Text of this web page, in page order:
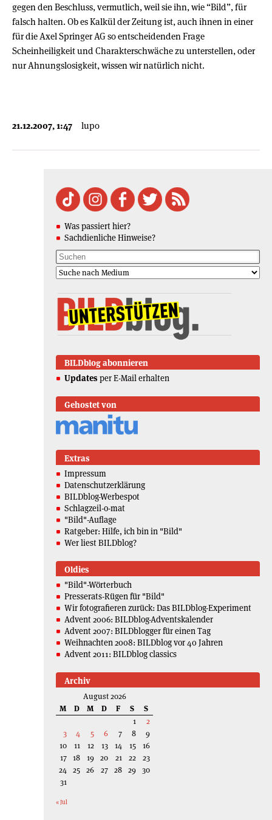
gegen den Beschluss, vermutlich, weil sie ihn, wie “Bild”, für
falsch halten. Ob es Kalkül der Zeitung ist, auch ihnen in einer
für die Axel Springer AG so entscheidenden Frage
Scheinheiligkeit und Charakterschwäche zu unterstellen, oder
nur Ahnungslosigkeit, wissen wir natürlich nicht.
21.12.2007, 1:47 lupo
Was passiert hier?
Sachdienliche Hinweise?
BILDblog abonnieren
Updates per E-Mail erhalten
Gehostet von
Extras
Impressum
Datenschutzerklärung
BILDblog-Werbespot
Schlagzeil-o-mat
"Bild"-Auflage
Ratgeber: Hilfe, ich bin in "Bild"
Wer liest BILDblog?
Oldies
"Bild"-Wörterbuch
Presserats-Rügen für "Bild"
Wir fotografieren zurück: Das BILDblog-Experiment
Advent 2006: BILDblog-Adventskalender
Advent 2007: BILDblogger für einen Tag
Weihnachten 2008: BILDblog vor 40 Jahren
Advent 2011: BILDblog classics
Archiv
August 2026
M
D M D F S
S
1
2
3
4 5 6 7 8
9
10
11 12 13 14 15
16
17 18 19 20 21 22
23
24 25 26 27 28 29 30
31
« Jul